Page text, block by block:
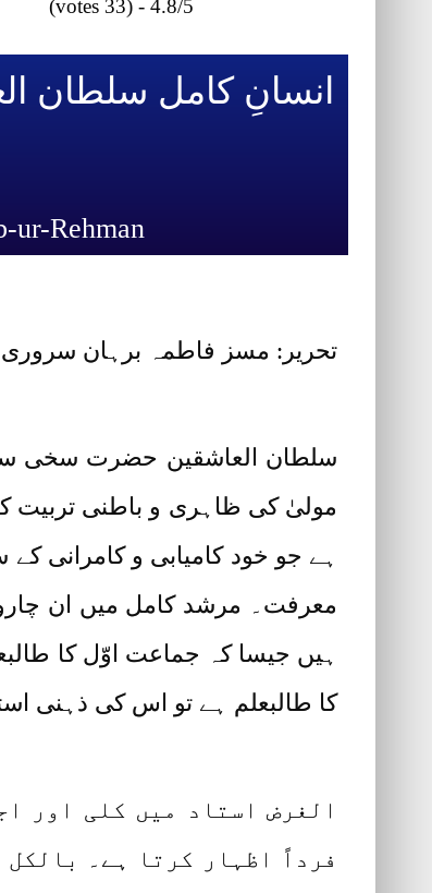
4.8/5 - (33 votes)
انسانِ کامل سلطان
تحریر: مسز فاطمہ برہان سروری
سلطان العاشقین حضرت سخی
مولیٰ کی ظاہری و باطنی تربیت
ہے جو خود کامیابی و کامرانی
معرفت۔ مرشد کامل میں ان
ہیں جیسا کہ جماعت اوّل کا
کا طالبعلم ہے تو اس کی ذہنی
الغرض استاد میں کلی اور
فرداً اظہار کرتا ہے۔